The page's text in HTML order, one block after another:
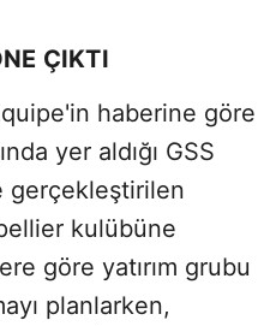
ÇIKTI
haberine göre
yer aldığı GSS
gerçekleştirilen
kulübüne
göre yatırım grubu
planlarken,